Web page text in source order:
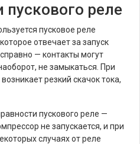
пускового реле
пусковое реле
отвечает за запуск
— контакты могут
не замыкаться. При
резкий скачок тока,
пускового реле —
не запускается, и при
случаях от реле